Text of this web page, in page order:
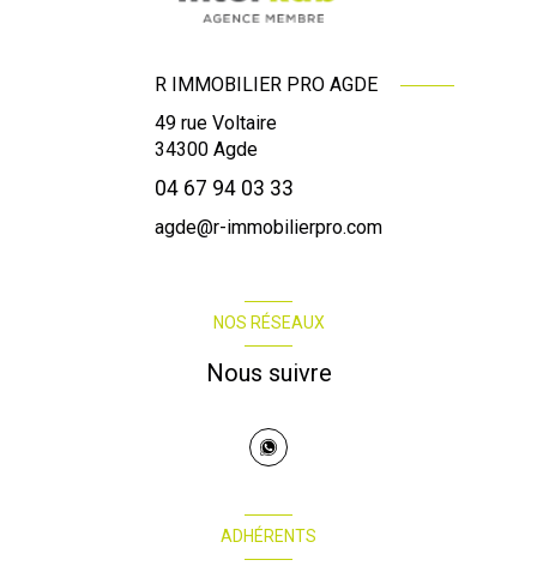
R IMMOBILIER PRO AGDE
49 rue Voltaire
34300 Agde
04 67 94 03 33
agde@r-immobilierpro.com
NOS RÉSEAUX
Nous suivre
ADHÉRENTS